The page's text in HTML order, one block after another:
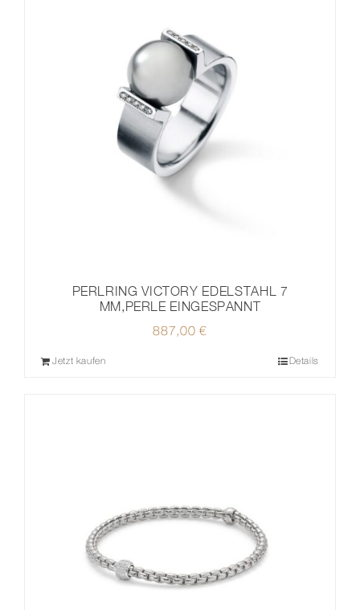
PERLRING VICTORY EDELSTAHL 7
MM,PERLE EINGESPANNT
887,00 €
Jetzt kaufen Details